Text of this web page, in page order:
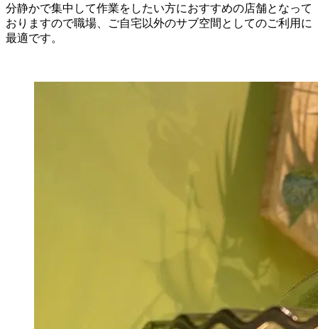
分静かで集中して作業をしたい方におすすめの店舗となって
おりますので職場、ご自宅以外のサブ空間としてのご利用に
最適です。